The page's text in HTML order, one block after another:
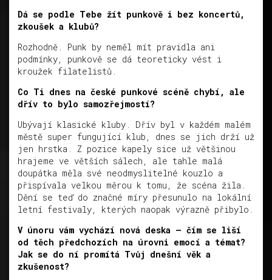
Dá se podle Tebe žít punkově i bez koncertů,
zkoušek a klubů?
Rozhodně. Punk by neměl mít pravidla ani
podmínky, punkově se dá teoreticky vést i
kroužek filatelistů.
Co Ti dnes na české punkové scéně chybí, ale
dřív to bylo samozřejmostí?
Ubývají klasické kluby. Dřív byl v každém malém
městě super fungující klub, dnes se jich drží už
jen hrstka. Z pozice kapely sice už většinou
hrajeme ve větších sálech, ale tahle malá
doupátka měla své neodmyslitelné kouzlo a
přispívala velkou měrou k tomu, že scéna žila.
Dění se teď do značné míry přesunulo na lokální
letní festivaly, kterých naopak výrazně přibylo.
V únoru vám vychází nová deska – čím se liší
od těch předchozích na úrovni emocí a témat?
Jak se do ní promítá Tvůj dnešní věk a
zkušenost?